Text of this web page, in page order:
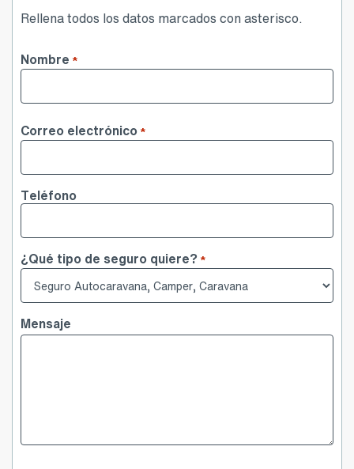
Rellena todos los datos marcados con asterisco.
Nombre *
Correo electrónico *
Teléfono
¿Qué tipo de seguro quiere? *
Mensaje